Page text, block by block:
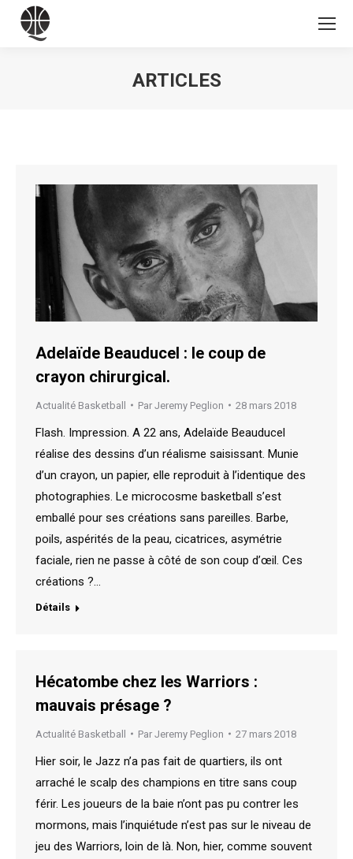
ARTICLES
Adelaïde Beauducel : le coup de
crayon chirurgical.
Actualité Basketball Par Jeremy Peglion 28 mars 2018
Flash. Impression. A 22 ans, Adelaïde Beauducel
réalise des dessins d’un réalisme saisissant. Munie
d’un crayon, un papier, elle reproduit à l’identique des
photographies. Le microcosme basketball s’est
emballé pour ses créations sans pareilles. Barbe,
poils, aspérités de la peau, cicatrices, asymétrie
faciale, rien ne passe à côté de son coup d’œil. Ces
créations ?…
Détails
Hécatombe chez les Warriors :
mauvais présage ?
Actualité Basketball Par Jeremy Peglion 27 mars 2018
Hier soir, le Jazz n’a pas fait de quartiers, ils ont
arraché le scalp des champions en titre sans coup
férir. Les joueurs de la baie n’ont pas pu contrer les
mormons, mais l’inquiétude n’est pas sur le niveau de
jeu des Warriors, loin de là. Non, hier, comme souvent